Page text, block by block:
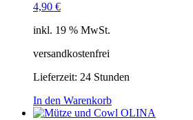
4,90 €
inkl. 19 % MwSt.
versandkostenfrei
Lieferzeit: 24 Stunden
In den Warenkorb